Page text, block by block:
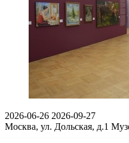
2026-06-26 2026-09-27
Москва, ул. Дольская, д.1